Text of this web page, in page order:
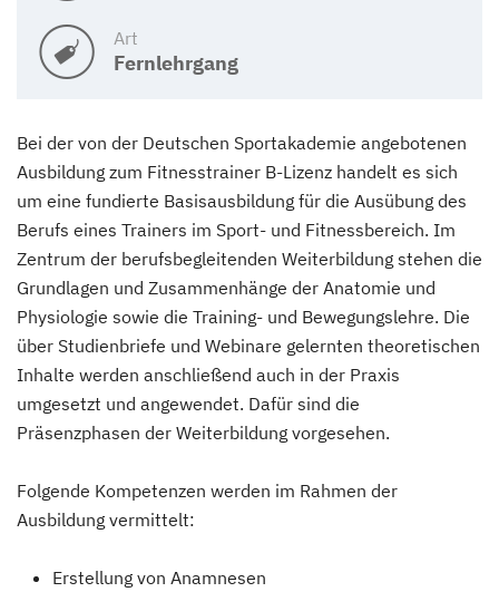
Art
Fernlehrgang
Bei der von der Deutschen Sportakademie angebotenen
Ausbildung zum Fitnesstrainer B-Lizenz handelt es sich
um eine fundierte Basisausbildung für die Ausübung des
Berufs eines Trainers im Sport- und Fitnessbereich. Im
Zentrum der berufsbegleitenden Weiterbildung stehen die
Grundlagen und Zusammenhänge der Anatomie und
Physiologie sowie die Training- und Bewegungslehre. Die
über Studienbriefe und Webinare gelernten theoretischen
Inhalte werden anschließend auch in der Praxis
umgesetzt und angewendet. Dafür sind die
Präsenzphasen der Weiterbildung vorgesehen.
Folgende Kompetenzen werden im Rahmen der
Ausbildung vermittelt:
Erstellung von Anamnesen